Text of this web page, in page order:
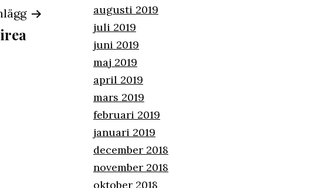
augusti 2019
juli 2019
juni 2019
maj 2019
april 2019
mars 2019
februari 2019
januari 2019
december 2018
november 2018
oktober 2018